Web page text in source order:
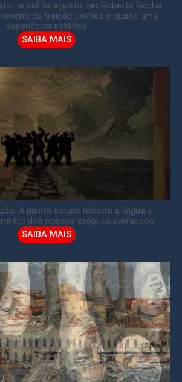
no sol de agosto: ver Roberto Rocha
da traição política é quase uma
experiência estética
SAIBA MAIS
A quinta coluna mostra a língua e
dos nossos próprios carrascos
SAIBA MAIS